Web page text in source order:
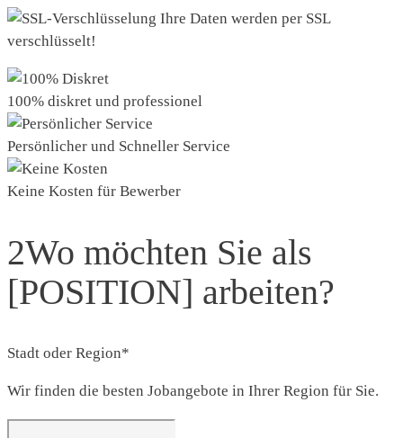
Ihre Daten werden per SSL
verschlüsselt!
100% diskret und professionel
Persönlicher und Schneller Service
Keine Kosten für Bewerber
2Wo möchten Sie als
[POSITION] arbeiten?
Stadt oder Region*
Wir finden die besten Jobangebote in Ihrer Region für Sie.